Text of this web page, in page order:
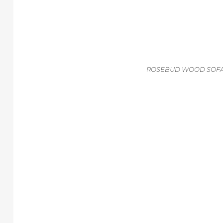
ROSEBUD WOOD